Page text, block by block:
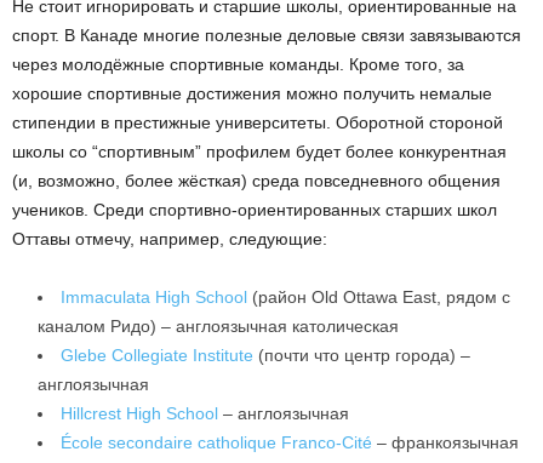
Не стоит игнорировать и старшие школы, ориентированные на
спорт. В Канаде многие полезные деловые связи завязываются
через молодёжные спортивные команды. Кроме того, за
хорошие спортивные достижения можно получить немалые
стипендии в престижные университеты. Оборотной стороной
школы со “спортивным” профилем будет более конкурентная
(и, возможно, более жёсткая) среда повседневного общения
учеников. Среди спортивно-ориентированных старших школ
Оттавы отмечу, например, следующие:
Immaculata High School (район Old Ottawa East, рядом с
каналом Ридо) – англоязычная католическая
Glebe Collegiate Institute (почти что центр города) –
англоязычная
Hillcrest High School – англоязычная
École secondaire catholique Franco-Cité – франкоязычная